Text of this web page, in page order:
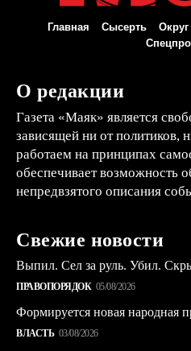
Главная Сысерть Округ
О редакции
Газета «Маяк» является
зависящей ни от политиков,
работаем на принципах
обеспечивает возможность
непредвзятого описания
Свежие новости
Выпил. Сел за руль. Убил.
ПРАВОПОРЯДОК 05/08/2026
Формируется новая народная
ВЛАСТЬ 03/08/2026